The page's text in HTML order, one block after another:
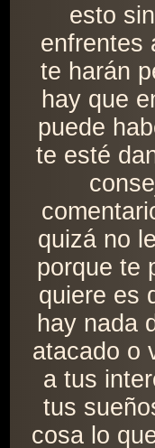
esto
enfrentes
te harán
hay que
puede
te esté
quizá no
porque te
quiere es
hay nada
atacado o
a tus
tus
cosa lo